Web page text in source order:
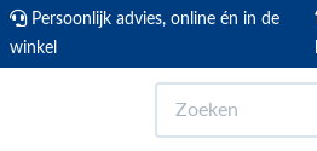
Persoonlijk advies, online én in de
winkel